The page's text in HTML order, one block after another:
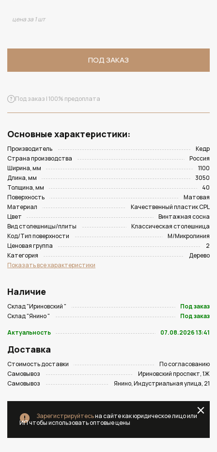
цена за 1 шт
ПОД ЗАКАЗ
Под заказ | 100% предоплата
Основные характеристики:
Производитель
Кедр
Страна производства
Россия
Ширина, мм
1100
Длина, мм
3050
Толщина, мм
40
Поверхность
Матовая
Материал
Качественный пластик CPL
Цвет
Винтажная сосна
Вид столешницы/плиты
Классическая столешница
Код/Тип поверхности
M/Микролиния
Ценовая группа
2
Категория
Дерево
Показать все характеристики
Наличие
Склад "Ириновский "
Под заказ
Склад "Янино "
Под заказ
Актуальность
07.08.2026 13:41
Доставка
Стоимость доставки
По согласованию
Самовывоз
Ириновский проспект, 1Ж
Самовывоз
Янино, Индустриальная улица, 21
Зарегистрируйтесьна сайте как юридическое лицо или
ИП чтобы использовать оптовые цены